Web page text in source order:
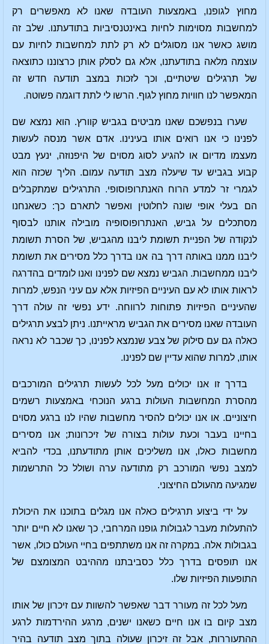
מחוץ לגופנו, באמצעות העובדה שאנו לא מאפשרים רק
למחשבות מסוימות לחיות באינטנסיביות בתודעתנו. שלב זה
מושג כאשר אנו מסוגלים לא רק לתת למחשבות לחיות עם
עוצמה מלאה בתודעתנו, אלא גם לסלק אותן כרצוננו כתוצאה
של תרגילים שיטתיים, וכך לזכות במצב תודעה חדש זה
המאפשר לנו חוויות מחוץ לגוף. הרשו לי לתת דוגמה פשוטה.
שערו בנפשכם שאנו מביטים בגביש קוורץ. הוא נמצא שם
לפנינו כי אנו רואים אותו בעינינו. אדם אשר מנסה לעשות
מעצמו מדיום או להגיע לסוג מסוים של היפנוזה, ינעץ מבט
קבוע בגביש עד שיעלה מצב תודעה עמום. הליך שכזה הוא
לגמרי זר למדע הרוח האנתרופוסופי. התרגילים שמתקבלים
הם בעלי אופי שונה לחלוטין ואפשר לתארם כך: כשאנחנו
מסתכלים על גביש, האנתרופוסופיה מובילה אותנו לבסוף
לנקודה של הפניית תשומת ליבנו מהגביש, של הסרת תשומת
ליבנו ממנו באותה דרך בה אנו בדרך כלל מסירים את תשומת
ליבנו ממחשבות. הגביש נמצא שם לפנינו ואנו לומדים בהדרגה
לראות אותו לא עם העיניים הפיזיות אלא עם עיני הנפש, למרות
שהעיניים הפיזיות פתוחות לרווחה. ידע נפשי זה עולה דרך
העובדה שאנו מסירים את הגביש מראייתנו. ניתן לבצע תרגילים
כאלה גם עם סילוק של צבע שנמצא לפנינו, כך שכבר לא נראה
אותו, למרות שהוא עדיין שם לפנינו.
בדרך זו אנו יכולים מעל לכל לעשות תרגילים המורכבים
מהסרת המחשבות העולות ברגע הנוכחי באמצעות רשמים
חיצוניים. או אנו יכולים להסיר מחשבות שהיו לנו ברגע מסוים
בחיינו בעבר וכעת עולות בצורה של זיכרונות; אנו מסירים
מחשבות כאלו, אנו משליכים אותן מתודעתנו, בכדי להביא
למצב נפשי המורכב רק מתודעה ערה ושולל כל התרשמות
שמגיעה מהעולם החיצוני.
על ידי ביצוע תרגילים כאלה אנו מגלים בתוכנו את היכולת
להתעלות מעבר לגבולות גופנו המרחבי, כך שאנו לא חיים יותר
בגבולות אלה. במקרה זה אנו משתתפים בחיי העולם כולו, אשר
אנו תופסים בדרך כלל כסביבתנו מההיבט המצומצם של
התופעות הפיזיות שלו.
מעל לכל זה מעורר דבר שאפשר להשוות עם זיכרון של אותו
מצב קיום בו אנו חיים כשאנו ישנים, מרגע ההירדמות לרגע
ההתעוררות, אבל זה זיכרון שעולה בתוך מצב תודעה בהיר